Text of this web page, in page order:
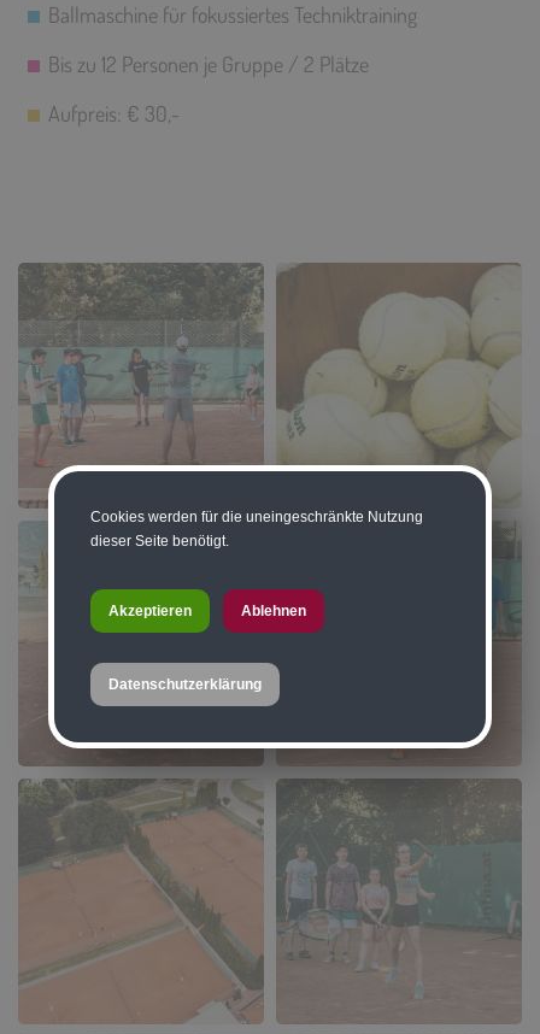
Ballmaschine für fokussiertes Techniktraining
Bis zu 12 Personen je Gruppe / 2 Plätze
Aufpreis: € 30,-
Cookies werden für die uneingeschränkte Nutzung
dieser Seite benötigt.
Akzeptieren Ablehnen
Datenschutzerklärung